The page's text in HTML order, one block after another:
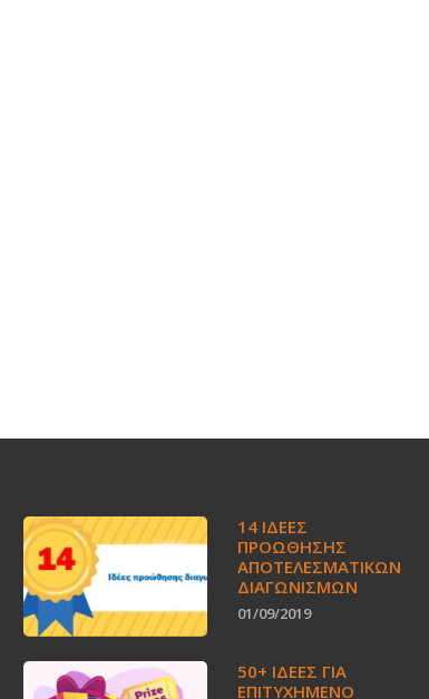
14 ΙΔΈΕΣ
ΠΡΟΏΘΗΣΗΣ
ΑΠΟΤΕΛΕΣΜΑΤΙΚΏΝ
ΔΙΑΓΩΝΙΣΜΏΝ
01/09/2019
50+ ΙΔΕΕΣ ΓΙΑ
ΕΠΙΤΥΧΗΜΕΝΟ